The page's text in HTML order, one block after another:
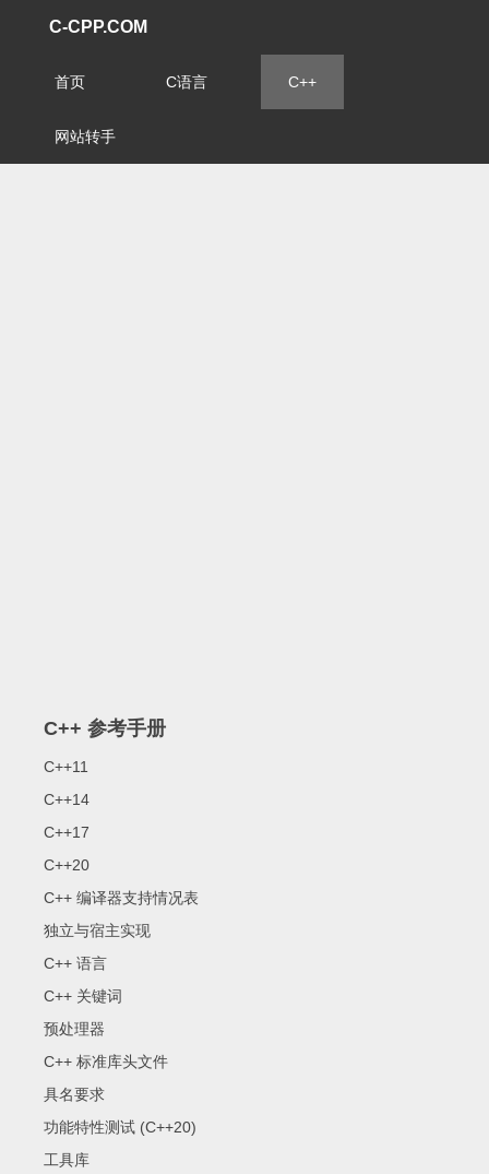
C-CPP.COM
首页 C语言 C++
网站转手
C++ 参考手册
C++11
C++14
C++17
C++20
C++ 编译器支持情况表
独立与宿主实现
C++ 语言
C++ 关键词
预处理器
C++ 标准库头文件
具名要求
功能特性测试 (C++20)
工具库